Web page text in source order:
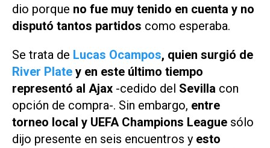
dio porque no fue muy tenido en cuenta y no
disputó tantos partidos como esperaba.
Se trata de Lucas Ocampos, quien surgió de
River Plate y en este último tiempo
representó al Ajax -cedido del Sevilla con
opción de compra-. Sin embargo, entre
torneo local y UEFA Champions League sólo
dijo presente en seis encuentros y esto